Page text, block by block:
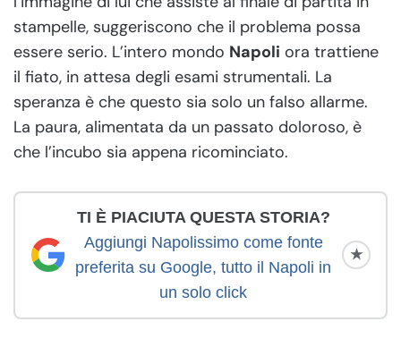
stampelle, suggeriscono che il problema possa
essere serio. L’intero mondo Napoli ora trattiene
il fiato, in attesa degli esami strumentali. La
speranza è che questo sia solo un falso allarme.
La paura, alimentata da un passato doloroso, è
che l’incubo sia appena ricominciato.
TI È PIACIUTA QUESTA STORIA?
Aggiungi Napolissimo come fonte
preferita su Google, tutto il Napoli in
un solo click
★